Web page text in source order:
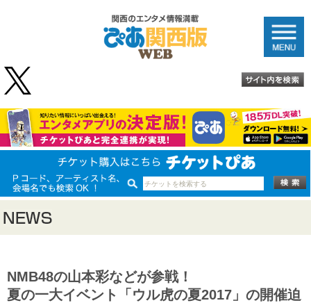
NMB48の山本彩などが参戦！
夏の一大イベント「ウル虎の夏2017」の開催迫